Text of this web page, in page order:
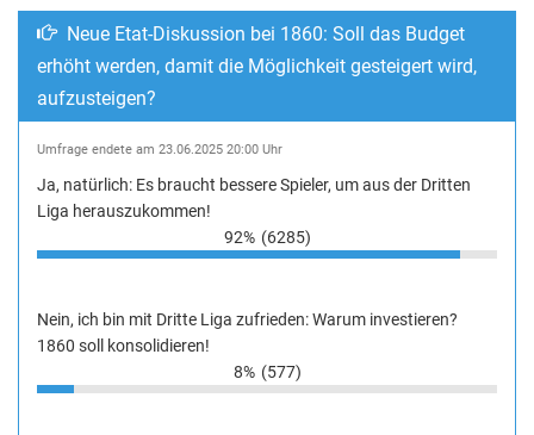
Neue Etat-Diskussion bei 1860: Soll das Budget
erhöht werden, damit die Möglichkeit gesteigert wird,
aufzusteigen?
Umfrage endete am 23.06.2025 20:00 Uhr
Ja, natürlich: Es braucht bessere Spieler, um aus der Dritten
Liga herauszukommen!
92% (6285)
Nein, ich bin mit Dritte Liga zufrieden: Warum investieren?
1860 soll konsolidieren!
8% (577)